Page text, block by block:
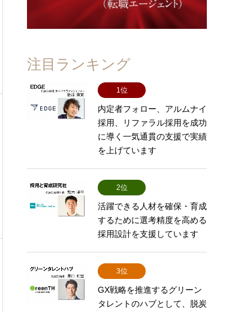
注目ランキング
1位
内定者フォロー、アルムナイ
採用、リファラル採用を成功
に導く一気通貫の支援で実績
を上げています
2位
活躍できる人材を確保・育成
するために選考精度を高める
採用設計を支援しています
3位
GX戦略を推進するグリーン
タレントのハブとして、脱炭